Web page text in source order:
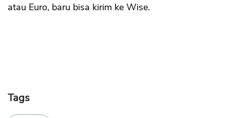
atau Euro, baru bisa kirim ke Wise.
Tags